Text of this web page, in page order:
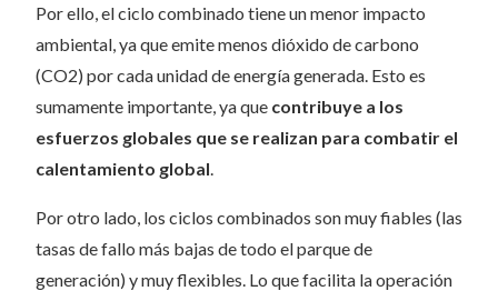
Por ello, el ciclo combinado tiene un menor impacto
ambiental, ya que emite menos dióxido de carbono
(CO2) por cada unidad de energía generada. Esto es
sumamente importante, ya que contribuye a los
esfuerzos globales que se realizan para combatir el
calentamiento global.
Por otro lado, los ciclos combinados son muy fiables (las
tasas de fallo más bajas de todo el parque de
generación) y muy flexibles. Lo que facilita la operación